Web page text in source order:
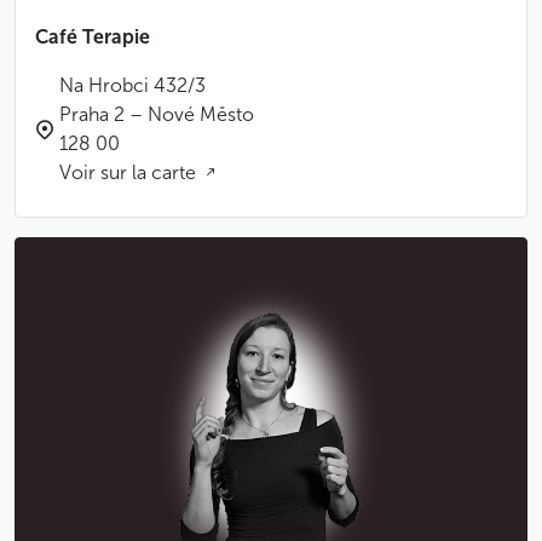
Café Terapie
Na Hrobci 432/3
Praha 2 – Nové Město
128 00
Voir sur la carte